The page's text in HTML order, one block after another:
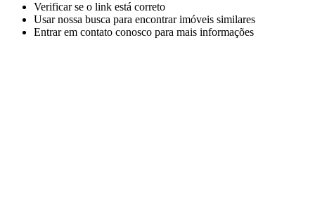
Verificar se o link está correto
Usar nossa busca para encontrar imóveis similares
Entrar em contato conosco para mais informações